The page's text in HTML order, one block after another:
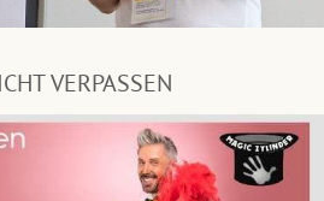
VERPASSEN